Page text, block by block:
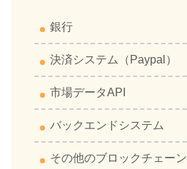
銀行
決済システム（Paypal）
市場データAPI
バックエンドシステム
その他のブロックチェーン